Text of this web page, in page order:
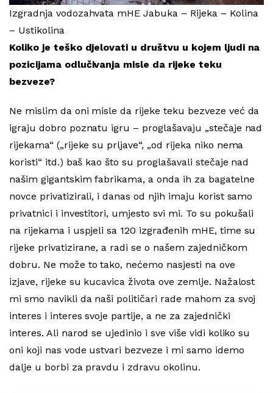
Izgradnja vodozahvata mHE Jabuka – Rijeka – Kolina
– Ustikolina
Koliko je teško djelovati u društvu u kojem ljudi na
pozicijama odlučivanja misle da rijeke teku
bezveze?
Ne mislim da oni misle da rijeke teku bezveze već da
igraju dobro poznatu igru – proglašavaju „stečaje nad
rijekama“ („rijeke su prljave“, „od rijeka niko nema
koristi“ itd.) baš kao što su proglašavali stečaje nad
našim gigantskim fabrikama, a onda ih za bagatelne
novce privatizirali, i danas od njih imaju korist samo
privatnici i investitori, umjesto svi mi. To su pokušali
na rijekama i uspjeli sa 120 izgrađenih mHE, time su
rijeke privatizirane, a radi se o našem zajedničkom
dobru. Ne može to tako, nećemo nasjesti na ove
izjave, rijeke su kucavica života ove zemlje. Nažalost
mi smo navikli da naši političari rade mahom za svoj
interes i interes svoje partije, a ne za zajednički
interes. Ali narod se ujedinio i sve više vidi koliko su
oni koji nas vode ustvari bezveze i mi samo idemo
dalje u borbi za pravdu i zdravu okolinu.